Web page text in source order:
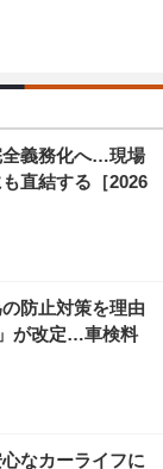
全義務化へ…現場
直結する［2026
防止対策を理由
が改定…車検料
なカーライフに